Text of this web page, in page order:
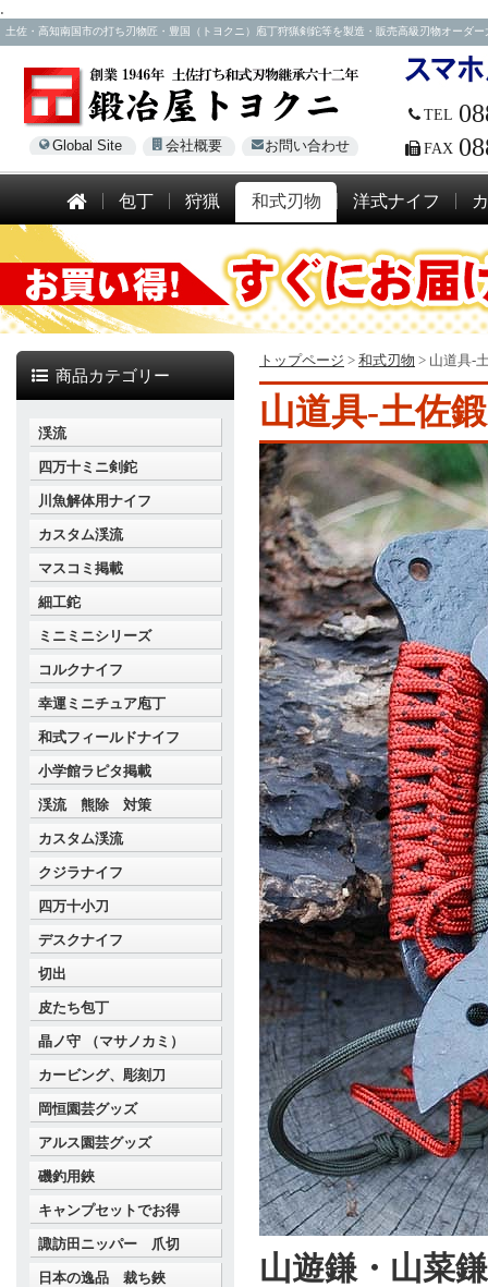
.
土佐・高知南国市の打ち刃物匠・豊国（トヨクニ）庖丁狩猟剣鉈等を製造・販売高級刃物オーダ
Global Site 会社概要 お問い合わせ
TEL
FAX
包丁 狩猟 和式刃物 洋式ナイフ
トップページ > 和式刃物 > 山道具-
山道具-土佐
山遊鎌・山菜鎌
商品カテゴリー
渓流
四万十ミニ剣鉈
川魚解体用ナイフ
カスタム渓流
マスコミ掲載
細工鉈
ミニミニシリーズ
コルクナイフ
幸運ミニチュア庖丁
和式フィールドナイフ
小学館ラピタ掲載
渓流 熊除 対策
カスタム渓流
クジラナイフ
四万十小刀
デスクナイフ
切出
皮たち包丁
晶ノ守 （マサノカミ）
カービング、彫刻刀
岡恒園芸グッズ
アルス園芸グッズ
磯釣用鋏
キャンプセットでお得
諏訪田ニッパー 爪切
日本の逸品 裁ち鋏